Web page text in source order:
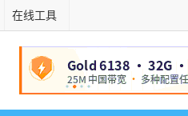
在线工具